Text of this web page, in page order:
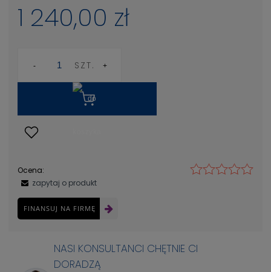
1 240,00 zł
SZT.
Ocena:
zapytaj o produkt
FINANSUJ NA FIRMĘ
NASI KONSULTANCI CHĘTNIE CI
DORADZĄ